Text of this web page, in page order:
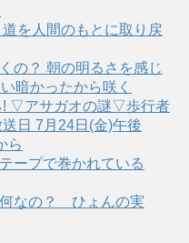
を人間のもとに取り戻
の？ 朝の明るさを感じ
暗かったから咲く
! ▽アサガオの謎▽歩行者
日 7月24日(金)午後
ら
ープで巻かれている
なの？ ひょんの実